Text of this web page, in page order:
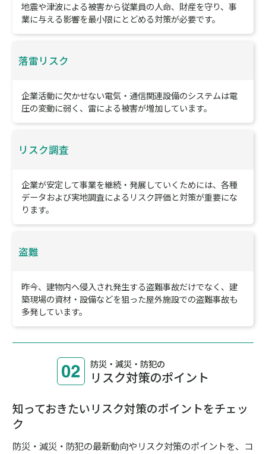
リスクの概要
近年、火災・爆発事故や自然災害による被害が頻発していま
スク対策が必要です。​
現地調査を含め、リスクアセスメントを実施し、
つけて対応することが求められています。
豪雨や台風による洪水が日本全国で多発し、建物、設備の
浸水による長期にわたる事業中断や甚大な被害が発生して
います。
地震・津波リスク
地震や津波による被害から従業員の人命、財産を守り、事
業に与える影響を最小限にとどめる対策が必要です。